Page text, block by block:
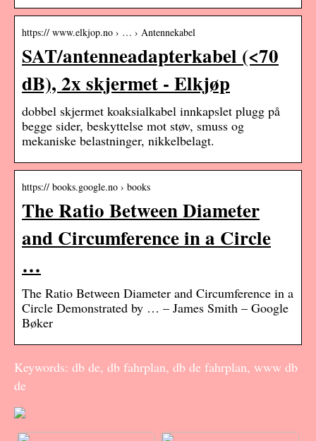
https:// www.elkjop.no › … › Antennekabel
SAT/antenneadapterkabel (<70
dB), 2x skjermet - Elkjøp
dobbel skjermet koaksialkabel innkapslet plugg på
begge sider, beskyttelse mot støv, smuss og
mekaniske belastninger, nikkelbelagt.
https:// books.google.no › books
The Ratio Between Diameter
and Circumference in a Circle
…
The Ratio Between Diameter and Circumference in a
Circle Demonstrated by … – James Smith – Google
Bøker
Keywords: db de, db fahrplan, db de fahrplan, www db
de